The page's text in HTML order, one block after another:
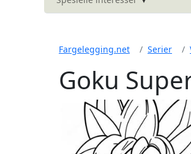
Fargelegging.net Serier
Goku